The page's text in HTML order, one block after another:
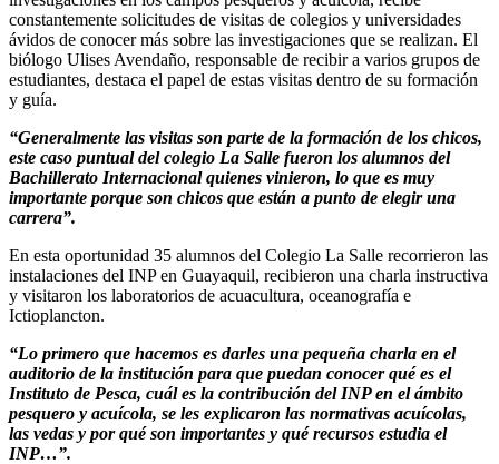
constantemente solicitudes de visitas de colegios y universidades
ávidos de conocer más sobre las investigaciones que se realizan. El
biólogo Ulises Avendaño, responsable de recibir a varios grupos de
estudiantes, destaca el papel de estas visitas dentro de su formación
y guía.
“Generalmente las visitas son parte de la formación de los chicos,
este caso puntual del colegio La Salle fueron los alumnos del
Bachillerato Internacional quienes vinieron, lo que es muy
importante porque son chicos que están a punto de elegir una
carrera”.
En esta oportunidad 35 alumnos del Colegio La Salle recorrieron las
instalaciones del INP en Guayaquil, recibieron una charla instructiva
y visitaron los laboratorios de acuacultura, oceanografía e
Ictioplancton.
“Lo primero que hacemos es darles una pequeña charla en el
auditorio de la institución para que puedan conocer qué es el
Instituto de Pesca, cuál es la contribución del INP en el ámbito
pesquero y acuícola, se les explicaron las normativas acuícolas,
las vedas y por qué son importantes y qué recursos estudia el
INP…”.